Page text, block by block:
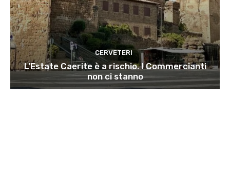
CERVETERI
L’Estate Caerite è a rischio. I Commercianti
non ci stanno